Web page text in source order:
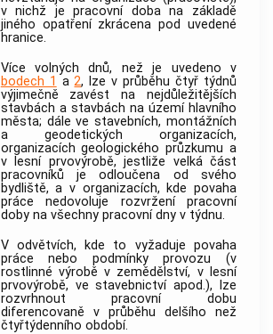
v nichž je pracovní doba na základě
jiného opatření zkrácena pod uvedené
hranice.
Více volných dnů, než je uvedeno v
bodech 1 a2, lze v průběhu čtyř týdnů
výjimečně zavést na nejdůležitějších
stavbách a stavbách na území hlavního
města; dále ve stavebních, montážních
a geodetických organizacích,
organizacích geologického průzkumu a
v lesní prvovýrobě, jestliže velká část
pracovníků je odloučena od svého
bydliště, a v organizacích, kde povaha
práce nedovoluje rozvržení pracovní
doby na všechny pracovní dny v týdnu.
V odvětvích, kde to vyžaduje povaha
práce nebo podmínky provozu (v
rostlinné výrobě v zemědělství, v lesní
prvovýrobě, ve stavebnictví apod.), lze
rozvrhnout pracovní dobu
diferencovaně v průběhu delšího než
čtyřtýdenního období.